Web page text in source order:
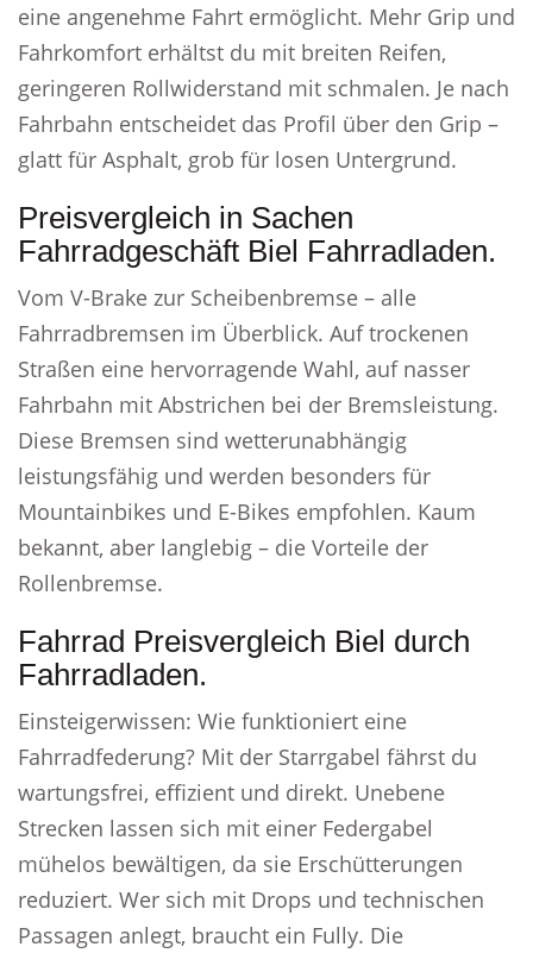
eine angenehme Fahrt ermöglicht. Mehr Grip und
Fahrkomfort erhältst du mit breiten Reifen,
geringeren Rollwiderstand mit schmalen. Je nach
Fahrbahn entscheidet das Profil über den Grip –
glatt für Asphalt, grob für losen Untergrund.
Preisvergleich in Sachen
Fahrradgeschäft Biel Fahrradladen.
Vom V-Brake zur Scheibenbremse – alle
Fahrradbremsen im Überblick. Auf trockenen
Straßen eine hervorragende Wahl, auf nasser
Fahrbahn mit Abstrichen bei der Bremsleistung.
Diese Bremsen sind wetterunabhängig
leistungsfähig und werden besonders für
Mountainbikes und E-Bikes empfohlen. Kaum
bekannt, aber langlebig – die Vorteile der
Rollenbremse.
Fahrrad Preisvergleich Biel durch
Fahrradladen.
Einsteigerwissen: Wie funktioniert eine
Fahrradfederung? Mit der Starrgabel fährst du
wartungsfrei, effizient und direkt. Unebene
Strecken lassen sich mit einer Federgabel
mühelos bewältigen, da sie Erschütterungen
reduziert. Wer sich mit Drops und technischen
Passagen anlegt, braucht ein Fully. Die